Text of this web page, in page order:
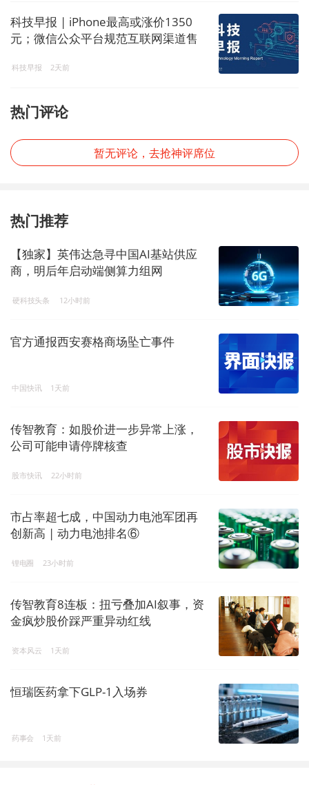
科技早报 | iPhone最高或涨价1350
元；微信公众平台规范互联网渠道售
科技早报 2天前
热门评论
暂无评论，去抢神评席位
热门推荐
【独家】英伟达急寻中国AI基站供应
商，明后年启动端侧算力组网
硬科技头条 12小时前
官方通报西安赛格商场坠亡事件
中国快讯 1天前
传智教育：如股价进一步异常上涨，
公司可能申请停牌核查
股市快讯 22小时前
市占率超七成，中国动力电池军团再
创新高 | 动力电池排名⑥
锂电圈 23小时前
传智教育8连板：扭亏叠加AI叙事，资
金疯炒股价踩严重异动红线
资本风云 1天前
恒瑞医药拿下GLP-1入场券
药事会 1天前